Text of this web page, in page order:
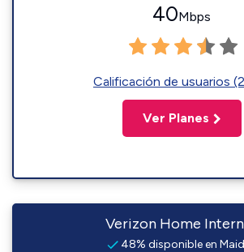
40Mbps
Calificación de usuarios
Ver Planes
Verizon Home
48% disponible en